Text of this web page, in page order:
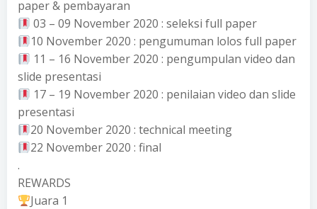
paper & pembayaran
03 – 09 November 2020 : seleksi full paper
10 November 2020 : pengumuman lolos full paper
11 – 16 November 2020 : pengumpulan video dan
slide presentasi
17 – 19 November 2020 : penilaian video dan slide
presentasi
20 November 2020 : technical meeting
22 November 2020 : final
.
REWARDS
Juara 1